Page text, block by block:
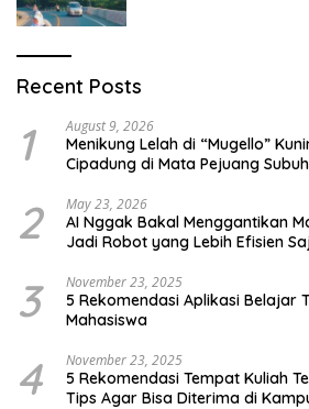
Recent Posts
1 August 9, 2026
Menikung Lelah di “Mugello”
Cipadung di Mata Pejuang Subuh
2 May 23, 2026
AI Nggak Bakal Menggantikan
Jadi Robot yang Lebih Efisien
3 November 23, 2025
5 Rekomendasi Aplikasi Belajar
Mahasiswa
4 November 23, 2025
5 Rekomendasi Tempat Kuliah
Tips Agar Bisa Diterima di